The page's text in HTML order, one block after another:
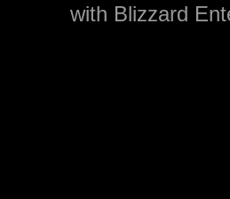
with Blizzard